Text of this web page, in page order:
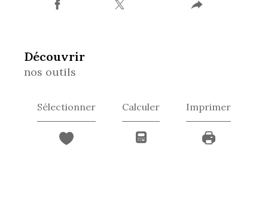
découvrir
nos outils
Sélectionner Calculer Imprimer